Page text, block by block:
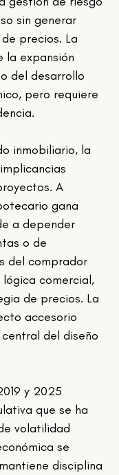
sin generar
precios. La
la expansión
del desarrollo
pero requiere
inmobiliario, la
A
gana
a depender
o de
del comprador
comercial,
de precios. La
accesorio
del diseño
y 2025
que se ha
volatilidad
se
disciplina